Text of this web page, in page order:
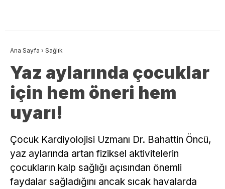
Ana Sayfa › Sağlık
Yaz aylarında çocuklar
için hem öneri hem
uyarı!
Çocuk Kardiyolojisi Uzmanı Dr. Bahattin Öncü,
yaz aylarında artan fiziksel aktivitelerin
çocukların kalp sağlığı açısından önemli
faydalar sağladığını ancak sıcak havalarda